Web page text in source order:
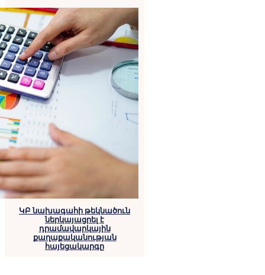
ԿԲ նախագահի թեկնածուն
ներկայացրել է
դրամավարկային
քաղաքականության
հայեցակարգը